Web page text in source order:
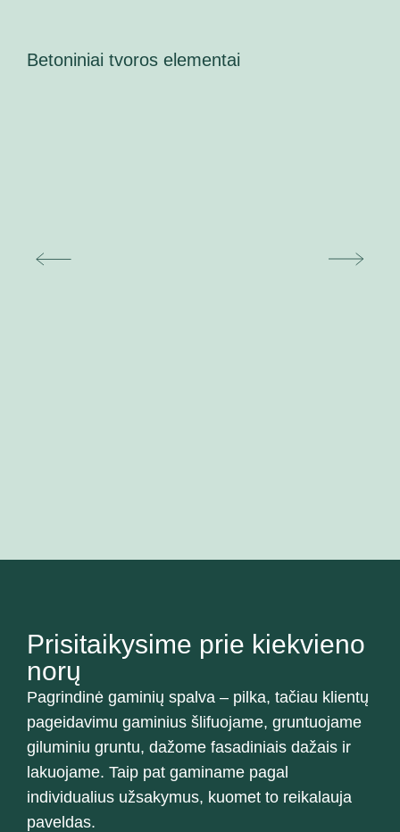
Betoniniai tvoros elementai
Prisitaikysime prie kiekvieno
norų
Pagrindinė gaminių spalva – pilka, tačiau klientų
pageidavimu gaminius šlifuojame, gruntuojame
giluminiu gruntu, dažome fasadiniais dažais ir
lakuojame. Taip pat gaminame pagal
individualius užsakymus, kuomet to reikalauja
paveldas.